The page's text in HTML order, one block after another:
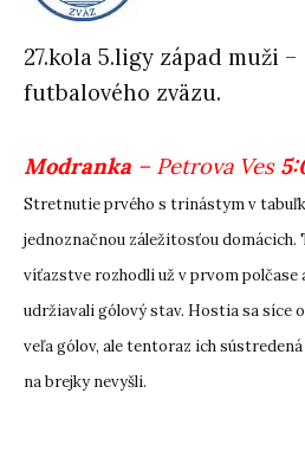
27.kola 5.ligy západ muži
futbalového zväzu.
Modranka – Petrova Ves
Stretnutie prvého s trinástym v
jednoznačnou záležitosťou domácich.
víťazstve rozhodli už v prvom polčase
udržiavali gólový stav. Hostia sa síce
veľa gólov, ale tentoraz ich
na brejky nevyšli.